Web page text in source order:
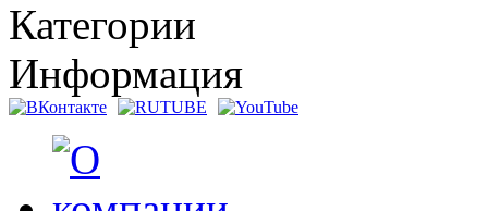
Категории
Информация